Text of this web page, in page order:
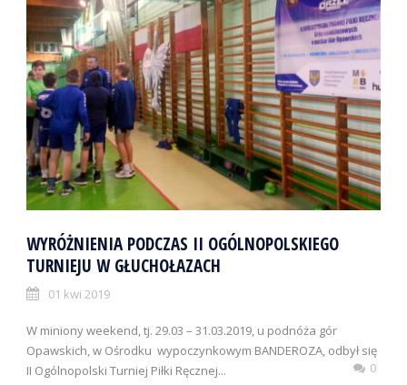
WYRÓŻNIENIA PODCZAS II OGÓLNOPOLSKIEGO
TURNIEJU W GŁUCHOŁAZACH
01 kwi 2019
W miniony weekend, tj. 29.03 – 31.03.2019, u podnóża gór
Opawskich, w Ośrodku wypoczynkowym BANDEROZA, odbył się
II Ogólnopolski Turniej Piłki Ręcznej...
0